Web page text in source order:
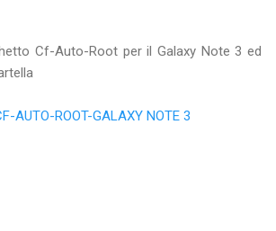
Cf-Auto-Root per il Galaxy Note 3 ed
AUTO-ROOT-GALAXY NOTE 3